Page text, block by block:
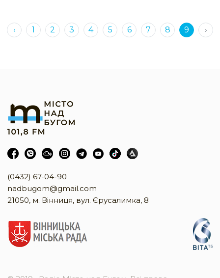
‹ 1 2 3 4 5 6 7 8 9 ›
(0432) 67-04-90
nadbugom@gmail.com
21050, м. Вінниця, вул. Єрусалимка, 8